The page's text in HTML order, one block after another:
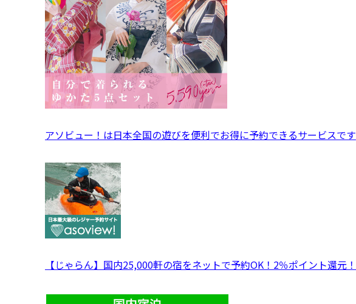
アソビュー！は日本全国の遊びを便利でお得に予約できるサービスです
【じゃらん】国内25,000軒の宿をネットで予約OK！2％ポイント還元！